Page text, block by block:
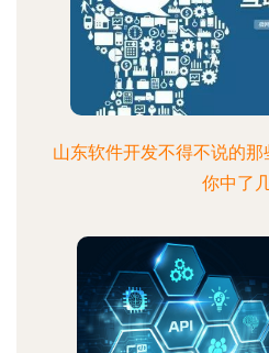
山东软件开发不得不说的
你中了